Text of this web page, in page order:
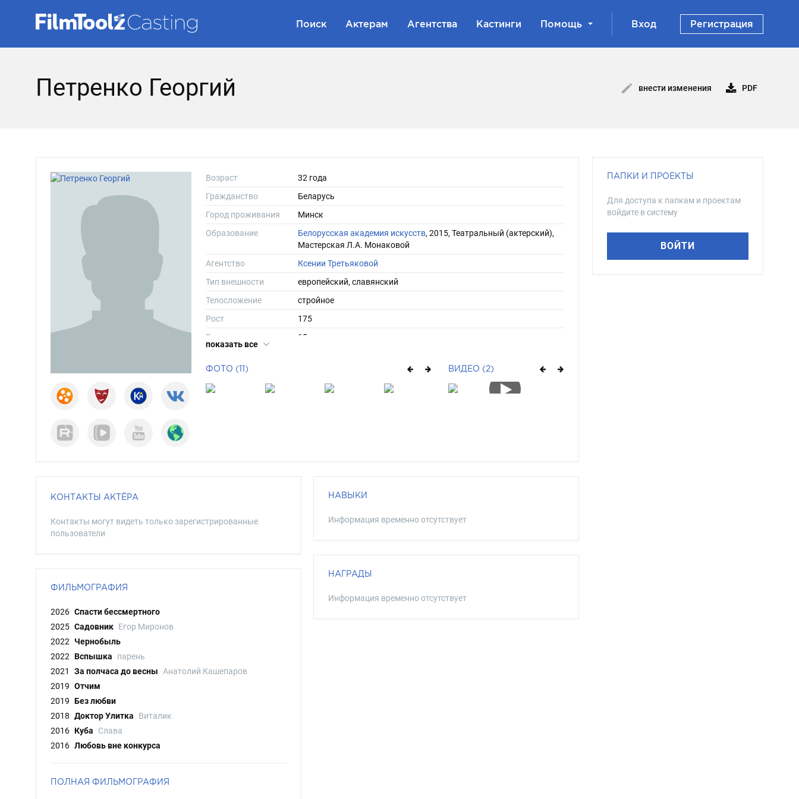
Поиск Актерам Агентства Кастинги Помощь Вход Регистрация
Петренко Георгий внести изменения PDF
Возраст
32 года
Гражданство
Беларусь
Город проживания
Минск
Образование
Белорусская академия искусств, 2015, Театральный (актерский),
Мастерская Л.А. Монаковой
Агентство
Ксении Третьяковой
Тип внешности
европейский, славянский
Телосложение
стройное
Рост
175
Вес
65
Цвет волос
Цвет глаз
показать все
ФОТО (11) ВИДЕО (2)
КОНТАКТЫ АКТЁРА
Контакты могут видеть только зарегистрированные
пользователи
ФИЛЬМОГРАФИЯ
2026 Спасти бессмертного
2025 Садовник Егор Миронов
2022
Чернобыль
2022 Вспышка
парень
2021
За полчаса до весны
Анатолий Кашепаров
2019 Отчим
2019 Без любви
2018 Доктор Улитка
Виталик
2016 Куба
Слава
2016 Любовь вне конкурса
ПОЛНАЯ ФИЛЬМОГРАФИЯ
НАВЫКИ
Информация временно отсутствует
НАГРАДЫ
Информация временно отсутствует
ПАПКИ И ПРОЕКТЫ
Для доступа к папкам и проектам
войдите в систему
ВОЙТИ